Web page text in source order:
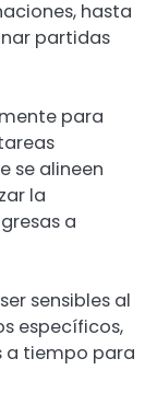
hasta
partidas
para
se alineen
la
a
sensibles al
específicos,
a tiempo para